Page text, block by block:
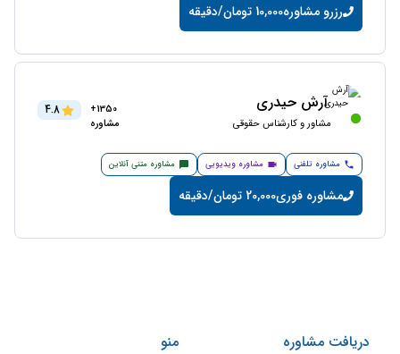
رزرو مشاوره10,000 تومان/دقیقه
آرش حیدری
مشاور و کارشناس حقوقی
1350+
مشاوره
4.8
مشاوره تلفنی مشاوره ویدیویی مشاوره متنی آنلاین
مشاوره فوری20,000 تومان/دقیقه
دریافت مشاوره منو